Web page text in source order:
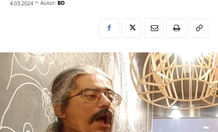
4.03.2024 Autor: BD